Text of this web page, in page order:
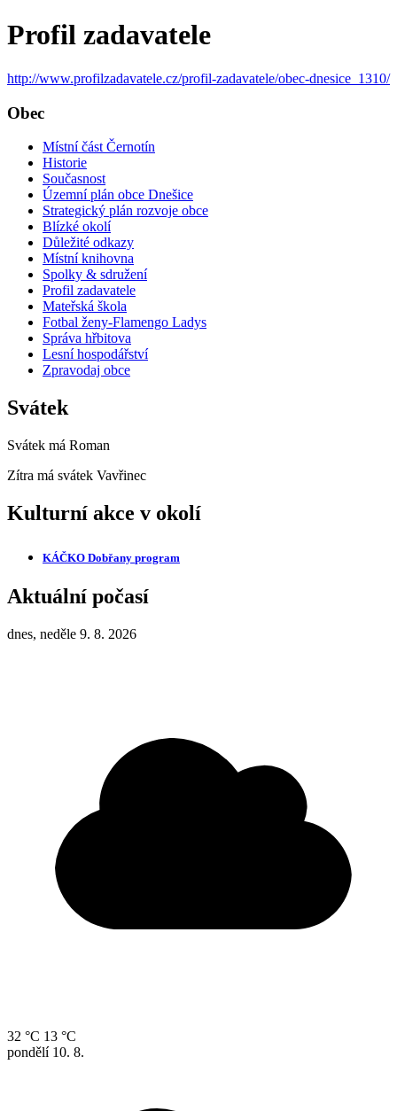
Profil zadavatele
http://www.profilzadavatele.cz/profil-zadavatele/obec-dnesice_1310/
Obec
Místní část Černotín
Historie
Současnost
Územní plán obce Dnešice
Strategický plán rozvoje obce
Blízké okolí
Důležité odkazy
Místní knihovna
Spolky & sdružení
Profil zadavatele
Mateřská škola
Fotbal ženy-Flamengo Ladys
Správa hřbitova
Lesní hospodářství
Zpravodaj obce
Svátek
Svátek má Roman
Zítra má svátek Vavřinec
Kulturní akce v okolí
KÁČKO Dobřany program
Aktuální počasí
dnes, neděle 9. 8. 2026
32 °C 13 °C
pondělí 10. 8.